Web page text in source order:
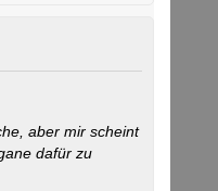
aber mir scheint
dafür zu